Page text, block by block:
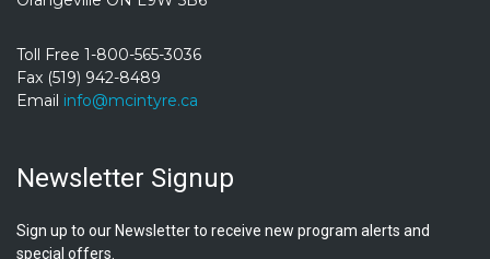
Toll Free 1-800-565-3036
Fax (519) 942-8489
Email info@mcintyre.ca
Newsletter Signup
Sign up to our Newsletter to receive new program alerts and
special offers.